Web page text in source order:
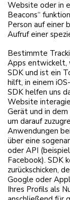
Website oder in
Beacons“
Person auf einer
Aufruf einer
Bestimmte
Apps entwickelt,
SDK und ist ein
hilft, in einem
SDK helfen uns
Website
Gerät und in
um darauf
Anwendungen
über eine
oder API
Facebook). SDK
zurückschicken,
Google oder
Ihres Profils als